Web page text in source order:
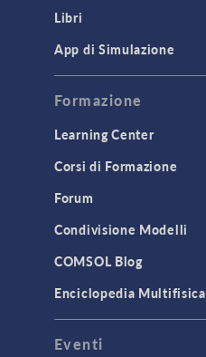
Libri
App di Simulazione
Formazione
Learning Center
Corsi di Formazione
Forum
Condivisione Modelli
COMSOL Blog
Enciclopedia Multifisica
Eventi